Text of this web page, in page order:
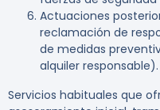
Actuaciones
reclamación de
de medidas
alquiler responsable).
Servicios habituales que